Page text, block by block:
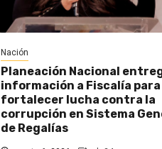
Nación
Planeación Nacional
información a Fiscalía para
fortalecer lucha contra la
corrupción en Sistema
de Regalías